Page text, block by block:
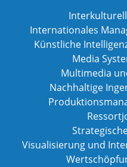
Internationales
Künstliche
Media
Multimedia
Nachhaltige
Visualisierung und